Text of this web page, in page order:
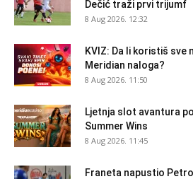
Dečić traži prvi trijumf
8 Aug 2026. 12:32
KVIZ: Da li koristiš sve
Meridian naloga?
8 Aug 2026. 11:50
Ljetnja slot avantura
Summer Wins
8 Aug 2026. 11:45
Franeta napustio